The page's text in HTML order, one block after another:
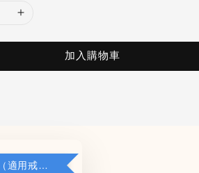
加入購物車
加購小禮盒（適用戒指/項鍊/耳環）5*8*2.8